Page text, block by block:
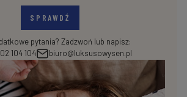
SPRAWDŹ
pytania? Zadzwoń lub napisz:
104 104
biuro@luksusowysen.pl